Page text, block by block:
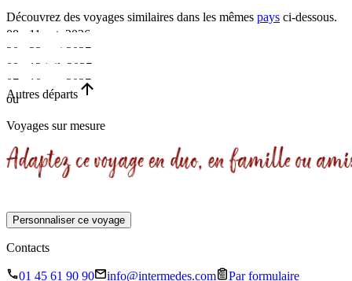
Découvrez des voyages similaires dans les mêmes pays ci-dessous.
08 - 11 oct. 2026
•
4 jours
20 - 23 mai 2027
•
4 jours
09 - 12 juil. 2027
•
4 jours
07 - 10 oct. 2027
4 jours
Autres départs
ou
Voyages sur mesure
Personnaliser ce voyage
Contacts
01 45 61 90 90 info@intermedes.com Par formulaire